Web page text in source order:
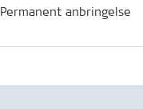
Permanent anbringelse